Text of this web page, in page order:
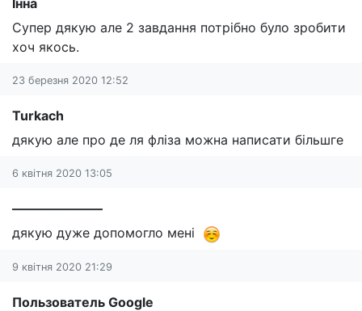
Інна
Супер дякую але 2 завдання потрібно було зробити
хоч якось.
23 березня 2020 12:52
Turkach
дякую але про де ля фліза можна написати більшге
6 квітня 2020 13:05
———————
дякую дуже допомогло мені
9 квітня 2020 21:29
Пользователь Google